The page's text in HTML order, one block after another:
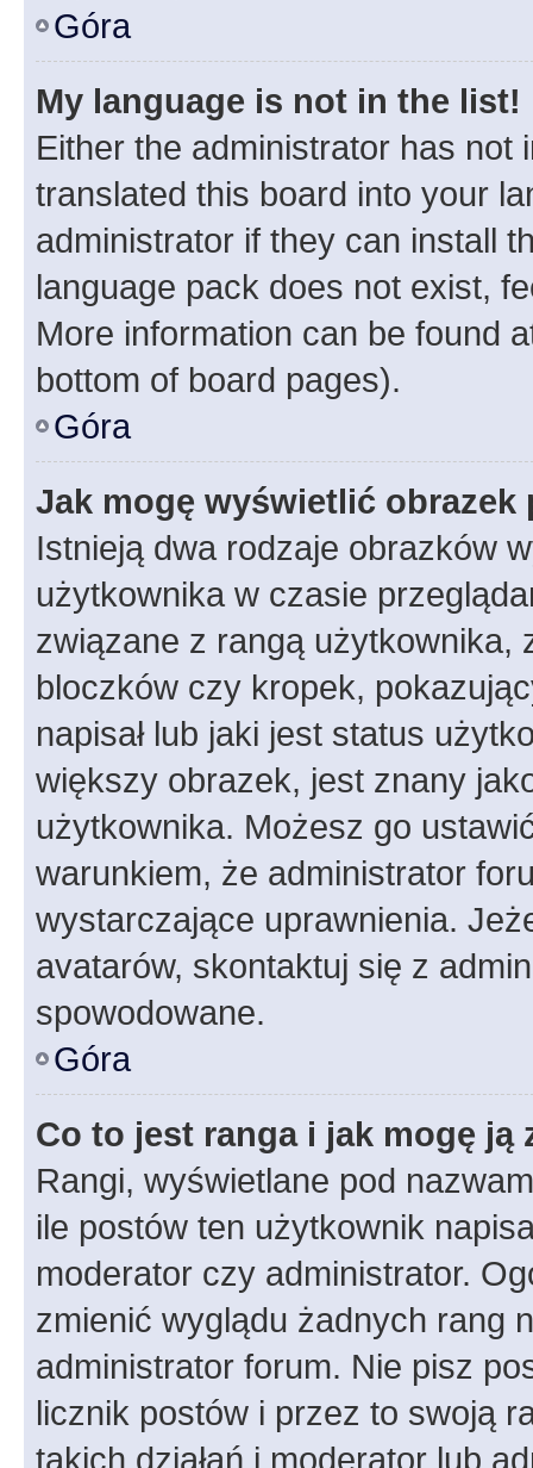
Góra
My language is not in the list!
Either the administrator has not
translated this board into your
administrator if they can install
language pack does not exist,
More information can be found
bottom of board pages).
Góra
Jak mogę wyświetlić
Istnieją dwa rodzaje obrazków
użytkownika w czasie
związane z rangą użytkownika,
bloczków czy kropek,
napisał lub jaki jest status
większy obrazek, jest znany
użytkownika. Możesz go
warunkiem, że administrator
wystarczające uprawnienia.
avatarów, skontaktuj się z
spowodowane.
Góra
Co to jest ranga i jak mogę ją
Rangi, wyświetlane pod
ile postów ten użytkownik
moderator czy administrator.
zmienić wyglądu żadnych rang
administrator forum. Nie pisz
licznik postów i przez to swoją
takich działań i moderator lub